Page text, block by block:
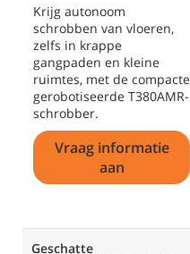
Krijg autonoom
schrobben van vloeren,
zelfs in krappe
gangpaden en kleine
ruimtes, met de compacte
gerobotiseerde T380AMR-
schrobber.
Vraag informatie
aan
Geschatte